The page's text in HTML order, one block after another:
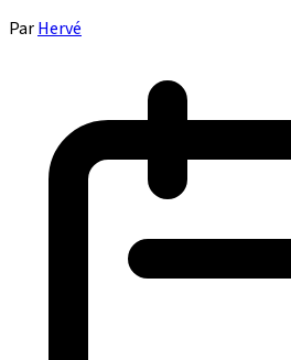
ParHervé